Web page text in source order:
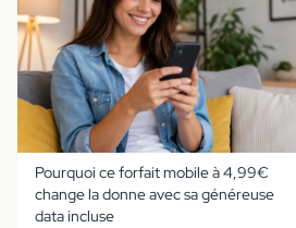
Pourquoi ce forfait mobile à 4,99€
change la donne avec sa généreuse
data incluse